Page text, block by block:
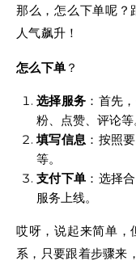
那么，怎么下单呢？
人气飙升！
怎么下单 ？
选择服务 ：首先
粉、点赞、评论等
填写信息 ：按照
等。
支付下单 ：选择
服务上线。
哎呀，说起来简单，
系，只要跟着步骤来